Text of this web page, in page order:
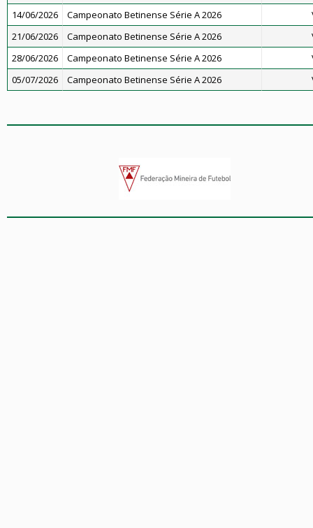
14/06/2026
Campeonato Betinense Série A 2026
21/06/2026
Campeonato Betinense Série A 2026
28/06/2026
Campeonato Betinense Série A 2026
05/07/2026
Campeonato Betinense Série A 2026